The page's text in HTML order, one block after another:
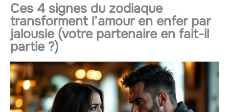
Ces 4 signes du zodiaque
transforment l’amour en enfer par
jalousie (votre partenaire en fait-il
partie ?)